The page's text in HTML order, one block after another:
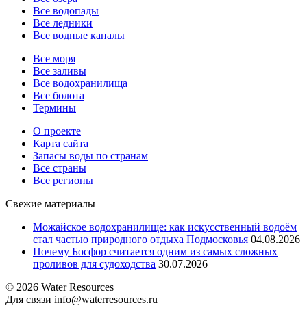
Все водопады
Все ледники
Все водные каналы
Все моря
Все заливы
Все водохранилища
Все болота
Термины
О проекте
Карта сайта
Запасы воды по странам
Все страны
Все регионы
Свежие материалы
Можайское водохранилище: как искусственный водоём
стал частью природного отдыха Подмосковья 04.08.2026
Почему Босфор считается одним из самых сложных
проливов для судоходства 30.07.2026
© 2026 Water Resources
Для связи info@waterresources.ru